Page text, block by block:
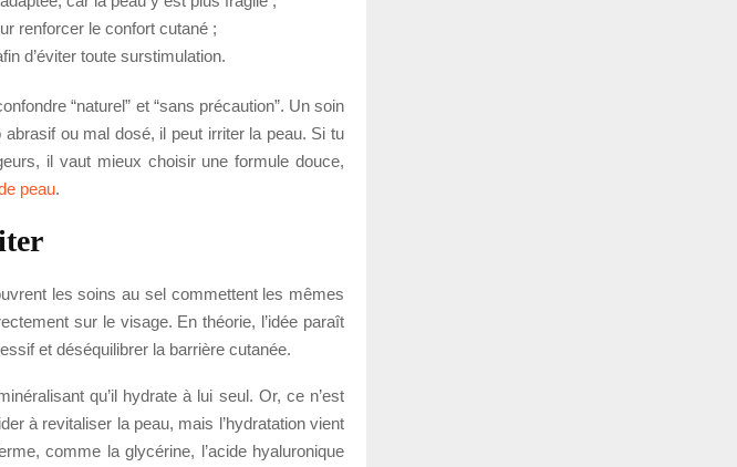
renforcer le confort cutané ;
d’éviter toute surstimulation.
“naturel” et “sans précaution”. Un soin
ou mal dosé, il peut irriter la peau. Si tu
il vaut mieux choisir une formule douce,
peau.
les soins au sel commettent les mêmes
sur le visage. En théorie, l’idée paraît
et déséquilibrer la barrière cutanée.
qu’il hydrate à lui seul. Or, ce n’est
à revitaliser la peau, mais l’hydratation vient
comme la glycérine, l’acide hyaluronique